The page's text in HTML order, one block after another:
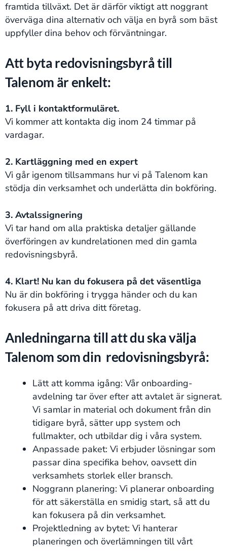
framtida tillväxt. Det är därför viktigt att noggrant
överväga dina alternativ och välja en byrå som bäst
uppfyller dina behov och förväntningar.
Att byta redovisningsbyrå till
Talenom är enkelt:
1. Fyll i kontaktformuläret.
Vi kommer att kontakta dig inom 24 timmar på
vardagar.
2. Kartläggning med en expert
Vi går igenom tillsammans hur vi på Talenom kan
stödja din verksamhet och underlätta din bokföring.
3. Avtalssignering
Vi tar hand om alla praktiska detaljer gällande
överföringen av kundrelationen med din gamla
redovisningsbyrå.
4. Klart! Nu kan du fokusera på det väsentliga
Nu är din bokföring i trygga händer och du kan
fokusera på att driva ditt företag.
Anledningarna till att du ska välja
Talenom som din redovisningsbyrå:
Lätt att komma igång: Vår onboarding-
avdelning tar över efter att avtalet är signerat.
Vi samlar in material och dokument från din
tidigare byrå, sätter upp system och
fullmakter, och utbildar dig i våra system.
Anpassade paket: Vi erbjuder lösningar som
passar dina specifika behov, oavsett din
verksamhets storlek eller bransch.
Noggrann planering: Vi planerar onboarding
för att säkerställa en smidig start, så att du
kan fokusera på din verksamhet.
Projektledning av bytet: Vi hanterar
planeringen och överlämningen till vårt